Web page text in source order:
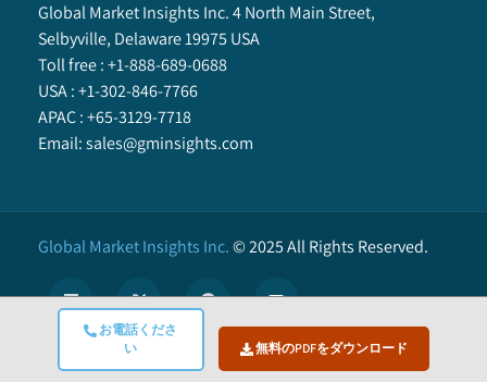
お電話くださ
い
無料のPDFをダウンロード
Global Market Insights Inc. 4 North Main Street,
Selbyville, Delaware 19975 USA
Toll free :+1-888-689-0688
USA :+1-302-846-7766
APAC :+65-3129-7718
Email:sales@gminsights.com
Global Market Insights Inc.©2025All Rights Reserved.
We use cookies to enhance user experience. (Privacy Policy)